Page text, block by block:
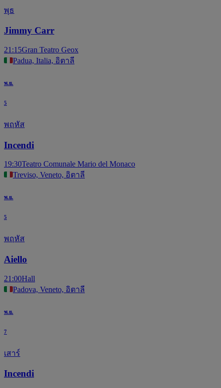
พุธ
Jimmy Carr
21:15Gran Teatro Geox
Padua, Italia, อิตาลี
พ.ย.
5
พฤหัส
Incendi
19:30Teatro Comunale Mario del Monaco
Treviso, Veneto, อิตาลี
พ.ย.
5
พฤหัส
Aiello
21:00Hall
Padova, Veneto, อิตาลี
พ.ย.
7
เสาร์
Incendi